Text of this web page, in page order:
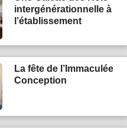
intergénérationnelle à
l’établissement
La fête de l’Immaculée
Conception